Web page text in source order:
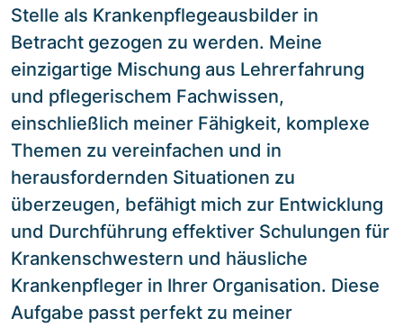
Stelle als Krankenpflegeausbilder in
Betracht gezogen zu werden. Meine
einzigartige Mischung aus Lehrerfahrung
und pflegerischem Fachwissen,
einschließlich meiner Fähigkeit, komplexe
Themen zu vereinfachen und in
herausfordernden Situationen zu
überzeugen, befähigt mich zur Entwicklung
und Durchführung effektiver Schulungen für
Krankenschwestern und häusliche
Krankenpfleger in Ihrer Organisation. Diese
Aufgabe passt perfekt zu meiner